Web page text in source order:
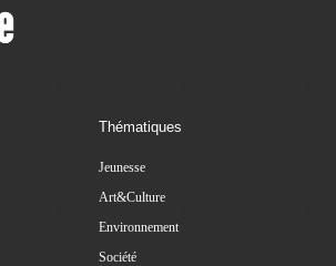
Thématiques
Jeunesse
Art&Culture
Environnement
Société